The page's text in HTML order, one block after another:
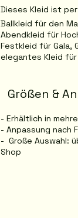
Dieses Kleid ist
Ballkleid für den
Abendkleid für
Festkleid für Gala,
elegantes Kleid
Größen &
- Erhältlich in
- Anpassung nach
- Große Auswahl:
Shop